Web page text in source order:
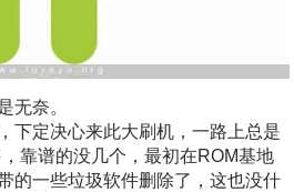
奈。
定决心来此大刷机，一路上总是
靠谱的没几个，最初在ROM基地
的一些垃圾软件删除了，这也没什